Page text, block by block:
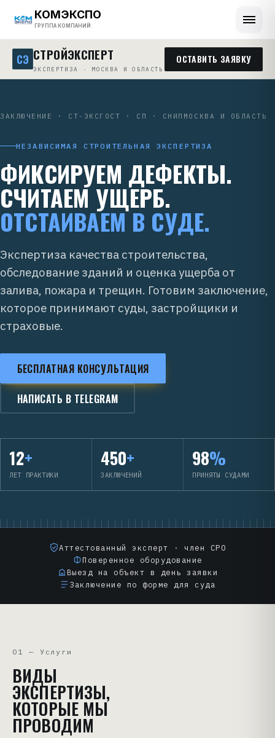
КОМЭКСПО
ГРУППА КОМПАНИЙ
СЭ СТРОЙЭКСПЕРТ
ЭКСПЕРТИЗА · МОСКВА И ОБЛАСТЬ
ОСТАВИТЬ ЗАЯВКУ
ЗАКЛЮЧЕНИЕ · СТ-ЭКС ГОСТ · СП · СНИП МОСКВА И ОБЛАСТЬ
НЕЗАВИСИМАЯ СТРОИТЕЛЬНАЯ ЭКСПЕРТИЗА
ФИКСИРУЕМ ДЕФЕКТЫ.
СЧИТАЕМ УЩЕРБ.
ОТСТАИВАЕМ В СУДЕ.
Экспертиза качества строительства,
обследование зданий и оценка ущерба от
залива, пожара и трещин. Готовим заключение,
которое принимают суды, застройщики и
страховые.
БЕСПЛАТНАЯ КОНСУЛЬТАЦИЯ
НАПИСАТЬ В TELEGRAM
12+
ЛЕТ ПРАКТИКИ
450+
ЗАКЛЮЧЕНИЙ
98%
ПРИНЯТЫ СУДАМИ
Аттестованный эксперт · член СРО
Поверенное оборудование
Выезд на объект в день заявки
Заключение по форме для суда
01 — Услуги
ВИДЫ
ЭКСПЕРТИЗЫ,
КОТОРЫЕ МЫ
ПРОВОДИМ